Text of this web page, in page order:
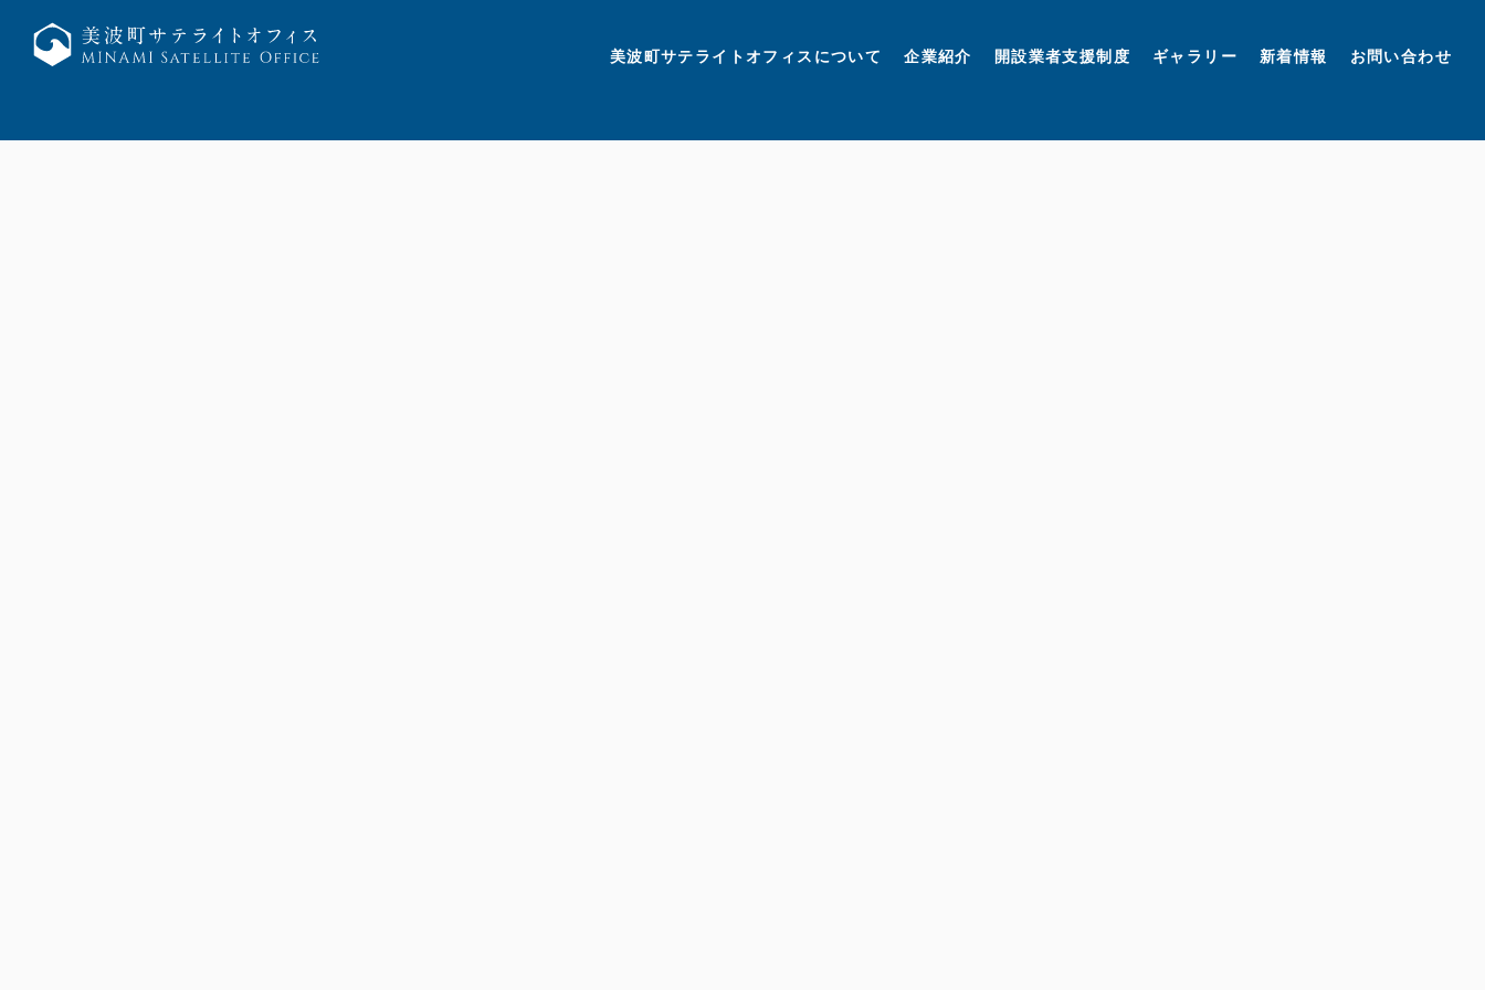
美波町サテライトオフィスについて 企業紹介 開設業者支援制度 ギャラリー 新着情報 お問い合わせ
美波町 ミナミマリンラボ
個人情報保護方針